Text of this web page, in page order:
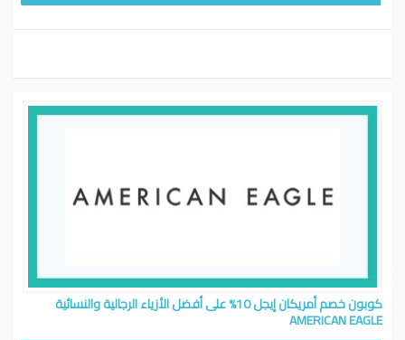
كوبون خصم أمريكان إيجل 10% على أفضل الأزياء الرجالية والنسائية
AMERICAN EAGLE